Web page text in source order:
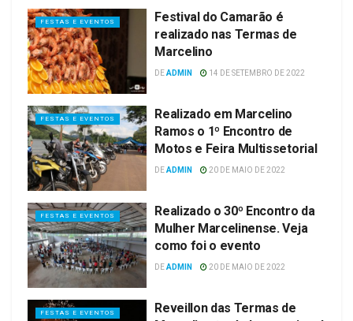
FESTAS E EVENTOS
Festival do Camarão é
realizado nas Termas de
Marcelino
DEADMIN 14 DE SETEMBRO DE 2022
FESTAS E EVENTOS
Realizado em Marcelino
Ramos o 1º Encontro de
Motos e Feira Multissetorial
DEADMIN 20 DE MAIO DE 2022
FESTAS E EVENTOS
Realizado o 30º Encontro da
Mulher Marcelinense. Veja
como foi o evento
DEADMIN 20 DE MAIO DE 2022
FESTAS E EVENTOS
Reveillon das Termas de